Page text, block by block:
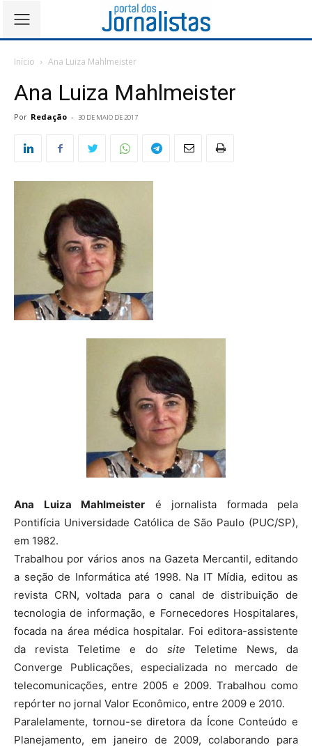
Início Ana Luiza Mahlmeister
Ana Luiza Mahlmeister
Por Redação - 30 DE MAIO DE 2017
Ana Luiza Mahlmeister é jornalista formada pela
Pontifícia Universidade Católica de São Paulo (PUC/SP),
em 1982.
Trabalhou por vários anos na Gazeta Mercantil, editando
a seção de Informática até 1998. Na IT Mídia, editou as
revista CRN, voltada para o canal de distribuição de
tecnologia de informação, e Fornecedores Hospitalares,
focada na área médica hospitalar. Foi editora-assistente
da revista Teletime e do site Teletime News, da
Converge Publicações, especializada no mercado de
telecomunicações, entre 2005 e 2009. Trabalhou como
repórter no jornal Valor Econômico, entre 2009 e 2010.
Paralelamente, tornou-se diretora da Ícone Conteúdo e
Planejamento, em janeiro de 2009, colaborando para